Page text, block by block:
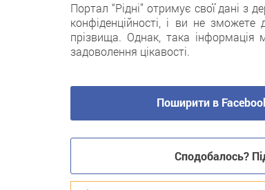
Портал “Рідні” отримує свої дані
конфіденційності, і ви не зможете
прізвища. Однак, така інформація
задоволення цікавості.
Поширити в
Сподобалось?